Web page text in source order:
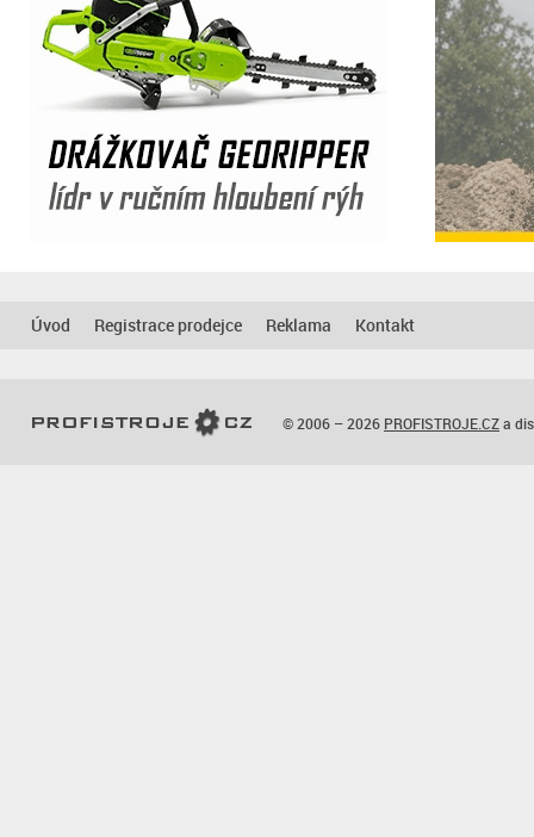
Úvod Registrace prodejce Reklama Kontakt
© 2006 – 2026 PROFISTROJE.CZa